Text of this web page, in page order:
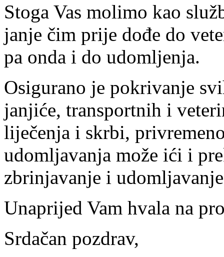
Stoga Vas molimo kao
janje čim prije dođe do
pa onda i do udomljenja.
Osigurano je pokrivanje
janjiće, transportnih i
liječenja i skrbi,
udomljavanja može ići i
zbrinjavanje i
Unaprijed Vam hvala na
Srdačan pozdrav,